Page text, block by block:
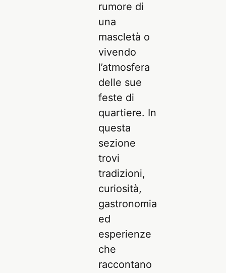
rumore di
una
mascletà o
vivendo
l’atmosfera
delle sue
feste di
quartiere. In
questa
sezione
trovi
tradizioni,
curiosità,
gastronomia
ed
esperienze
che
raccontano